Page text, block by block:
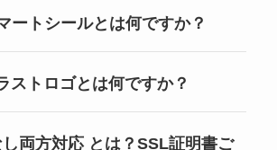
ートシールとは何ですか？
ストロゴとは何ですか？
両方対応 とは？SSL証明書ご